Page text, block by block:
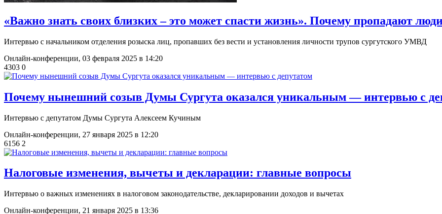
​«Важно знать своих близких – это может спасти жизнь». Почему пропадают
Интервью с начальником отделения розыска лиц, пропавших без вести и установления личности трупов сургутского УМВД
Онлайн-конференции, 03 февраля 2025 в 14:20
4303 0
Почему нынешний созыв Думы Сургута оказался уникальным — интервью с
Интервью с депутатом Думы Сургута Алексеем Кучиным
Онлайн-конференции, 27 января 2025 в 12:20
6156 2
​Налоговые изменения, вычеты и декларации: главные вопросы
Интервью о важных изменениях в налоговом законодательстве, декларировании доходов и вычетах
Онлайн-конференции, 21 января 2025 в 13:36